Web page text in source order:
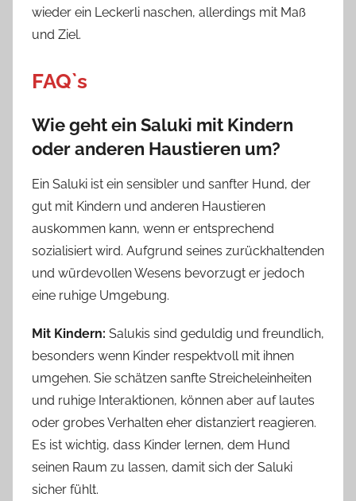
wieder ein Leckerli naschen, allerdings mit Maß
und Ziel.
FAQ`s
Wie geht ein Saluki mit Kindern
oder anderen Haustieren um?
Ein Saluki ist ein sensibler und sanfter Hund, der
gut mit Kindern und anderen Haustieren
auskommen kann, wenn er entsprechend
sozialisiert wird. Aufgrund seines zurückhaltenden
und würdevollen Wesens bevorzugt er jedoch
eine ruhige Umgebung.
Mit Kindern: Salukis sind geduldig und freundlich,
besonders wenn Kinder respektvoll mit ihnen
umgehen. Sie schätzen sanfte Streicheleinheiten
und ruhige Interaktionen, können aber auf lautes
oder grobes Verhalten eher distanziert reagieren.
Es ist wichtig, dass Kinder lernen, dem Hund
seinen Raum zu lassen, damit sich der Saluki
sicher fühlt.